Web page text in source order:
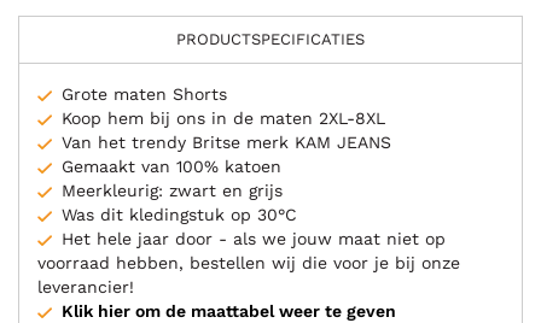
PRODUCTSPECIFICATIES
Grote maten Shorts
Koop hem bij ons in de maten 2XL-8XL
Van het trendy Britse merk KAM JEANS
Gemaakt van 100% katoen
Meerkleurig: zwart en grijs
Was dit kledingstuk op 30°C
Het hele jaar door - als we jouw maat niet op
voorraad hebben, bestellen wij die voor je bij onze
leverancier!
Klik hier om de maattabel weer te geven